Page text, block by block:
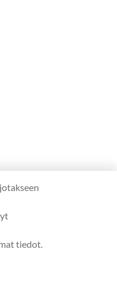
Rights Reserved.
tiedot.